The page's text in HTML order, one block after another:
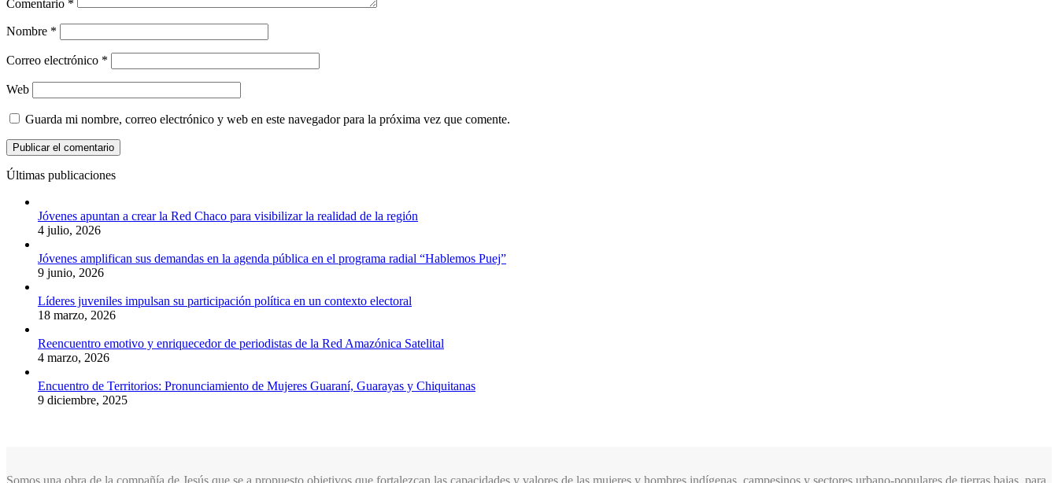
Comentario *
Nombre *
Correo electrónico *
Web
Guarda mi nombre, correo electrónico y web en este navegador para la próxima vez que comente.
Últimas publicaciones
Jóvenes apuntan a crear la Red Chaco para visibilizar la realidad de la región
4 julio, 2026
Jóvenes amplifican sus demandas en la agenda pública en el programa radial “Hablemos Puej”
9 junio, 2026
Líderes juveniles impulsan su participación política en un contexto electoral
18 marzo, 2026
Reencuentro emotivo y enriquecedor de periodistas de la Red Amazónica Satelital
4 marzo, 2026
Encuentro de Territorios: Pronunciamiento de Mujeres Guaraní, Guarayas y Chiquitanas
9 diciembre, 2025
Somos una obra de la compañía de Jesús que se a propuesto objetivos que fortalezcan las capacidades y valores de las mujeres y hombres indígenas, campesinos y sectores urbano-populares de tierras bajas, para